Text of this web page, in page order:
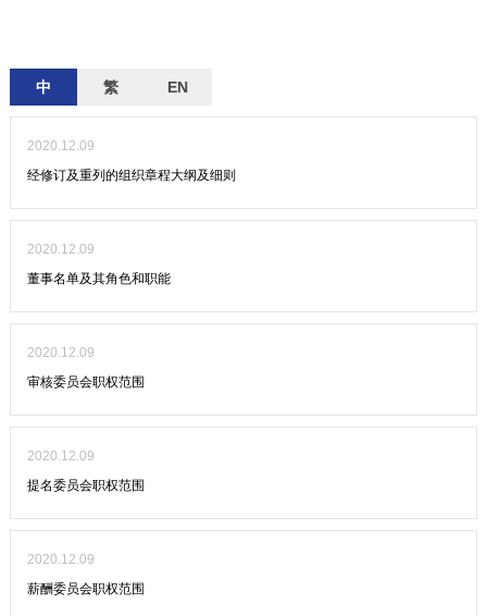
中 繁 EN
2020.12.09
经修订及重列的组织章程大纲及细则
2020.12.09
董事名单及其角色和职能
2020.12.09
审核委员会职权范围
2020.12.09
提名委员会职权范围
2020.12.09
薪酬委员会职权范围